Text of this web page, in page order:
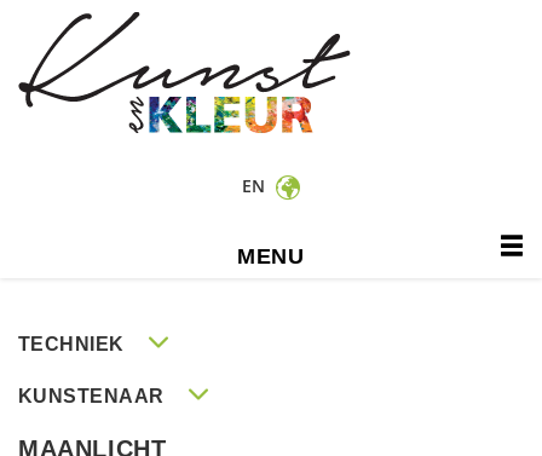
EN
MENU
TECHNIEK
KUNSTENAAR
MAANLICHT